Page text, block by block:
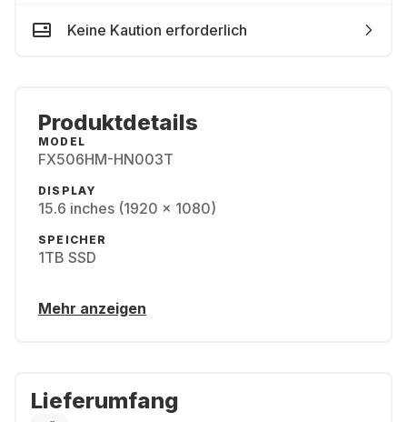
Keine Kaution erforderlich
Produktdetails
MODEL
FX506HM-HN003T
DISPLAY
15.6 inches (1920 x 1080)
SPEICHER
1TB SSD
Mehr anzeigen
Lieferumfang